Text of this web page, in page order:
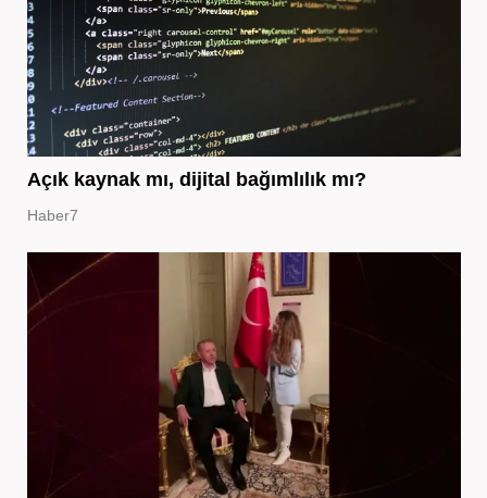
Açık kaynak mı, dijital bağımlılık mı?
Haber7